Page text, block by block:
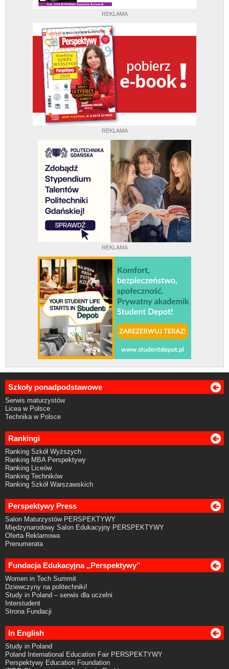
REKLAMA
REKLAMA
REKLAMA
Szkoły ponadpodstawowe
Serwis maturzystów
Licea w Polsce
Technika w Polsce
Rankingi
Ranking Szkół Wyższych
Ranking MBA Perspektywy
Ranking Liceów
Ranking Techników
Ranking Szkół Warszawskich
Perspektywy Press
Salon Maturzystów PERSPEKTYWY
Międzynarodowy Salon Edukacyjny PERSPEKTYWY
Oferta Reklamowa
Prenumerata
Fundacja Edukacyjna „Perspektywy”
Women in Tech Summit
Dziewczyny na politechniki!
Study in Poland – serwis dla uczelni
Interstudent
Strona Fundacji
In English
Study in Poland
Poland International Education Fair PERSPEKTYWY
Perspektywy Education Foundation